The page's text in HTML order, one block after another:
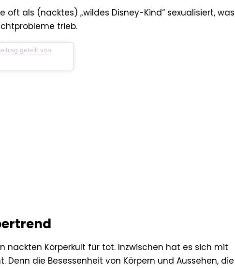
oft als (nacktes) „wildes Disney-Kind“ sexualisiert, was
trieb.
geteilt von
nackten Körperkult für tot. Inzwischen hat es sich mit
die Besessenheit von Körpern und Aussehen, die